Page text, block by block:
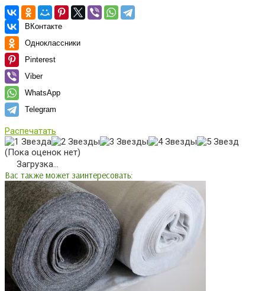
ВКонтакте
Одноклассники
Pinterest
Viber
WhatsApp
Telegram
Распечатать
(Пока оценок нет)
Загрузка...
Вас также может заинтересовать: